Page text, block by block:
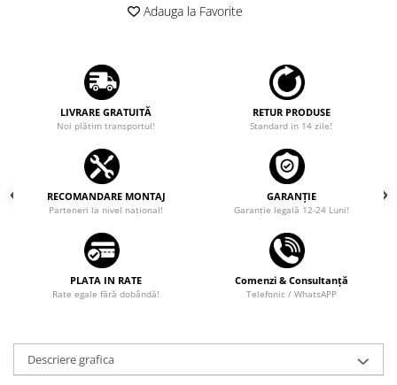
Adauga la Favorite
LIVRARE GRATUITĂ
Noi plătim transportul!
RETUR PRODUSE
Standard in 14 zile!
RECOMANDARE MONTAJ
Parteneri la nivel național!
GARANȚIE
Garanţie legală 12-24 Luni!
PLATA IN RATE
Rate egale fără dobândă!
Comenzi & Consultanță
Telefonic / WhatsAPP
Descriere grafica